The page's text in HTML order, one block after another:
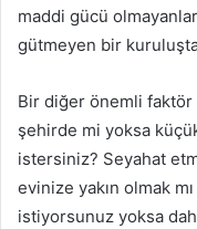
maddi gücü
gütmeyen bir
Bir diğer önemli
şehirde mi yoksa
istersiniz? Seyahat
evinize yakın olmak
istiyorsunuz yoksa